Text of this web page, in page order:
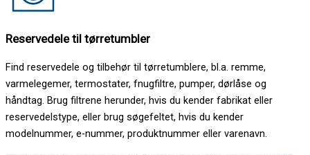
Reservedele til tørretumbler
Find reservedele og tilbehør til tørretumblere, bl.a. remme,
varmelegemer, termostater, fnugfiltre, pumper, dørlåse og
håndtag. Brug filtrene herunder, hvis du kender fabrikat eller
reservedelstype, eller brug søgefeltet, hvis du kender
modelnummer, e-nummer, produktnummer eller varenavn.